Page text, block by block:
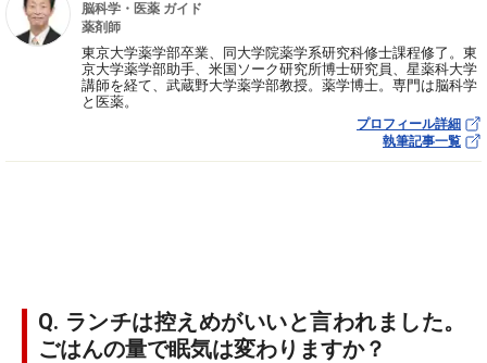
脳科学・医薬 ガイド
薬剤師
東京大学薬学部卒業、同大学院薬学系研究科修士課程修了。東
京大学薬学部助手、米国ソーク研究所博士研究員、星薬科大学
講師を経て、武蔵野大学薬学部教授。薬学博士。専門は脳科学
と医薬。
プロフィール詳細
執筆記事一覧
Q. ランチは控えめがいいと言われました。
ごはんの量で眠気は変わりますか？